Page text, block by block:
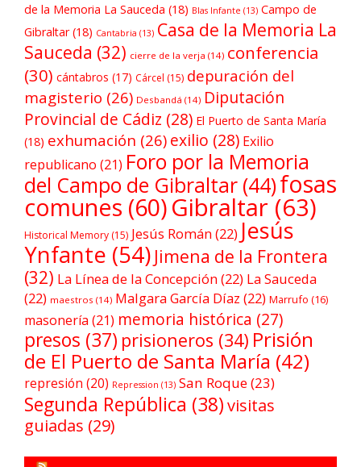
de la Memoria La Sauceda (18) Blas Infante (13) Campo de
Gibraltar(18) Cantabria (13) Casa de la Memoria La
Sauceda (32) cierre de la verja (14) conferencia
(30) cántabros (17) Cárcel (15) depuración del
magisterio (26) Desbandá (14) Diputación
Provincial de Cádiz (28) El Puerto de Santa María
(18) exhumación (26) exilio (28) Exilio
republicano (21) Foro por la Memoria
del Campo de Gibraltar (44)fosas
comunes (60)Gibraltar(63)
Historical Memory (15) Jesús Román(22) Jesús
Ynfante (54) Jimena de la Frontera
(32) La Línea de la Concepción(22) La Sauceda
(22) maestros (14) Malgara García Díaz (22) Marrufo (16)
masonería (21) memoria histórica (27)
presos (37) prisioneros (34) Prisión
de El Puerto de Santa María (42)
represión (20) Repression (13) San Roque(23)
Segunda República (38)visitas
guiadas (29)